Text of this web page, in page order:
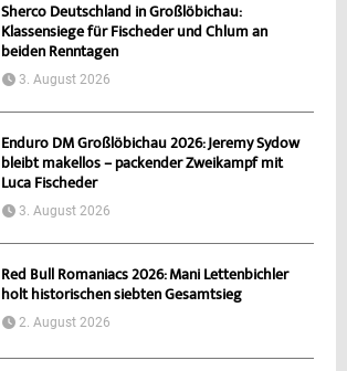
Sherco Deutschland in Großlöbichau:
Klassensiege für Fischeder und Chlum an
beiden Renntagen
3. August 2026
Enduro DM Großlöbichau 2026: Jeremy Sydow
bleibt makellos – packender Zweikampf mit
Luca Fischeder
3. August 2026
Red Bull Romaniacs 2026: Mani Lettenbichler
holt historischen siebten Gesamtsieg
2. August 2026